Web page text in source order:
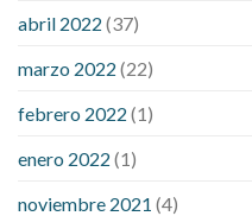
considered a low blood sugar
sugar an hour after eating
sugar is high will exercise
abril 2022 (37)
marzo 2022 (22)
febrero 2022 (1)
enero 2022 (1)
noviembre 2021 (4)